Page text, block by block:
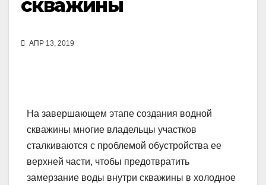
скважины
АПР 13, 2019
На завершающем этапе создания водной
скважины многие владельцы участков
сталкиваются с проблемой обустройства ее
верхней части, чтобы предотвратить
замерзание воды внутри скважины в холодное